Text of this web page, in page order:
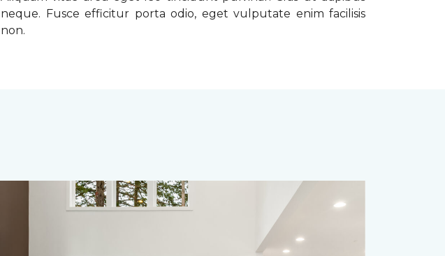
neque. Fusce efficitur porta odio, eget vulputate enim facilisis
non.